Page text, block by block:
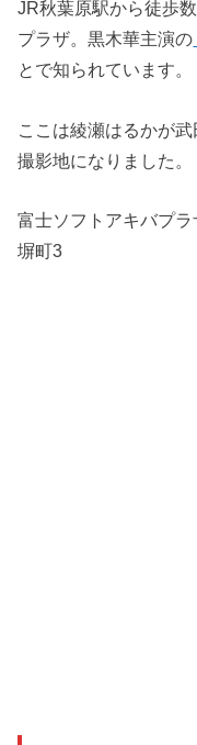
JR秋葉原駅から徒歩
プラザ。黒木華主演の
とで知られています。
ここは綾瀬はるかが
撮影地になりました。
富士ソフトアキバプ
塀町3